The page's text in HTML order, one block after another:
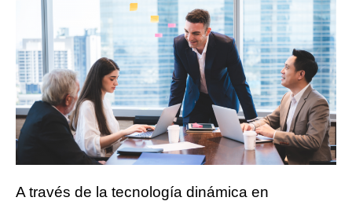
A través de la tecnología dinámica en